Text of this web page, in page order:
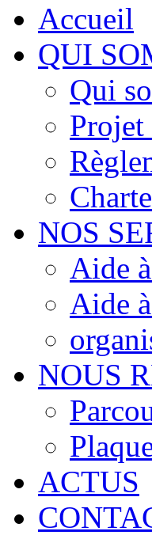
Accueil
QUI
Qui
Projet
Charte
NOS
Aide
Aide
NOUS
ACTUS